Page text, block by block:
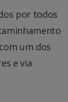
por todos
um dos
e via